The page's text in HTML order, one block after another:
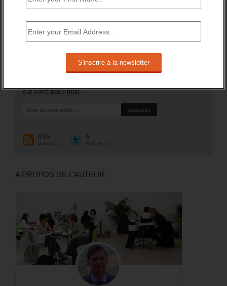
Plus généralement, le nombre des inscrits tenus de
RESTEZ EN CONTACT
sur votre boite mail.
RSS
Souscrire
0
Followers
A PROPOS DE L’AUTEUR